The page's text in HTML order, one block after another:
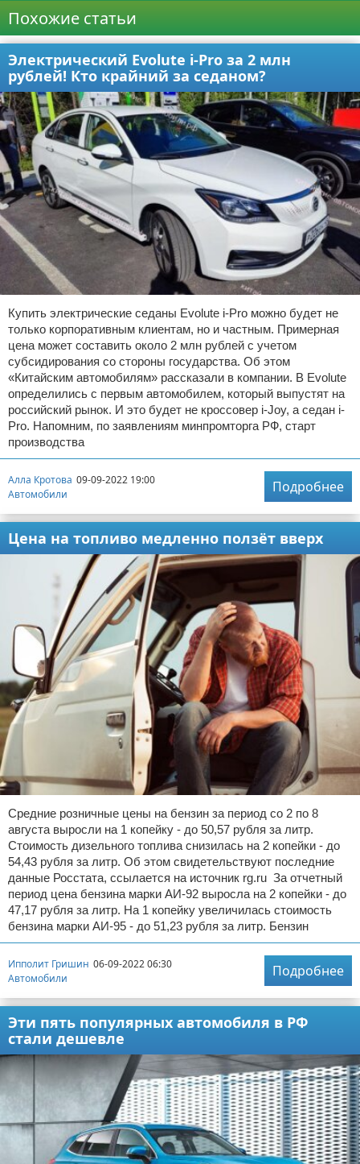
Похожие статьи
Электрический Evolute i-Pro за 2 млн
рублей! Кто крайний за седаном?
Купить электрические седаны Evolute i-Pro можно будет не
только корпоративным клиентам, но и частным. Примерная
цена может составить около 2 млн рублей с учетом
субсидирования со стороны государства. Об этом
«Китайским автомобилям» рассказали в компании. В Evolute
определились с первым автомобилем, который выпустят на
российский рынок. И это будет не кроссовер i-Joy, а седан i-
Pro. Напомним, по заявлениям минпромторга РФ, старт
производства
Алла Кротова 09-09-2022 19:00
Автомобили
Подробнее
Цена на топливо медленно ползёт вверх
Средние розничные цены на бензин за период со 2 по 8
августа выросли на 1 копейку - до 50,57 рубля за литр.
Стоимость дизельного топлива снизилась на 2 копейки - до
54,43 рубля за литр. Об этом свидетельствуют последние
данные Росстата, ссылается на источник rg.ru За отчетный
период цена бензина марки АИ-92 выросла на 2 копейки - до
47,17 рубля за литр. На 1 копейку увеличилась стоимость
бензина марки АИ-95 - до 51,23 рубля за литр. Бензин
Ипполит Гришин 06-09-2022 06:30
Автомобили
Подробнее
Эти пять популярных автомобиля в РФ
стали дешевле